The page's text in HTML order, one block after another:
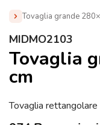
Tovaglia grande
Home » Gadget
MIDMO2103
Tovaglia
cm
Tovaglia